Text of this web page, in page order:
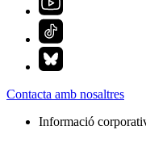
Contacta amb nosaltres
Informació